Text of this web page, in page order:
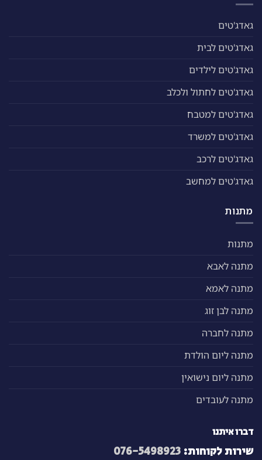
גאדג'טים
גאדג'טים לבית
גאדג'טים לילדים
גאדג'טים לחתול ולכלב
גאדג'טים למטבח
גאדג'טים למשרד
גאדג'טים לרכב
גאדג'טים למחשב
מתנות
מתנות
מתנה לאבא
מתנה לאמא
מתנה לבן זוג
מתנה לחברה
מתנה ליום הולדת
מתנה ליום נישואין
מתנה לעובדים
דברו איתנו
שירות לקוחות: 076-5498923